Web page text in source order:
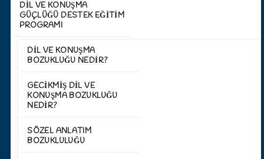
DİL VE KONUŞMA
GÜÇLÜĞÜ DESTEK EĞİTİM
PROGRAMI
DIL VE KONUŞMA
BOZUKLUĞU NEDIR?
GECIKMIŞ DIL VE
KONUŞMA BOZUKLUĞU
NEDIR?
SÖZEL ANLATIM
BOZUKLULUĞU